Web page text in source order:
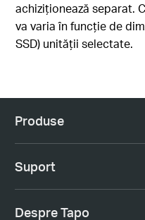
achiziționează separat.
va varia în funcție de
SSD) unității selectate.
Produse
Suport
Despre Tapo